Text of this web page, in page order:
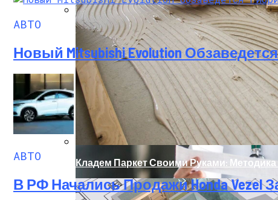
Исследователи Выявили Механизм
Кладем Паркет Своими Руками: Методика
АВТО
Новый Mitsubishi Evolution
АВТО
В РФ Начались Продажи Honda Vezel